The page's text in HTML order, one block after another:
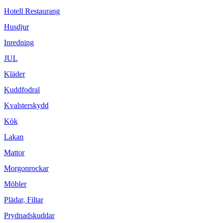
Hotell Restaurang
Husdjur
Inredning
JUL
Kläder
Kuddfodral
Kvalsterskydd
Kök
Lakan
Mattor
Morgonrockar
Möbler
Plädar, Filtar
Prydnadskuddar